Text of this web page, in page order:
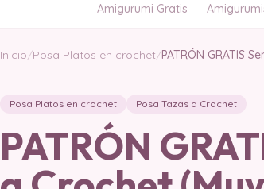
Amigurumi Gratis
Inicio/Posa Platos en crochet/PATRÓN GRATIS
Posa Platos en crochet Posa Tazas a Crochet
PATRÓN